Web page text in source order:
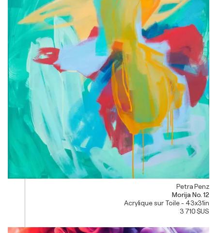
Petra Penz
Morija No. 12
Acrylique sur Toile - 43x31in
3 710 $US